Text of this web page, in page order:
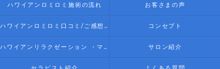
ハワイアンロミロミ施術の流れ お客さまの声
ハワイアンロミロミ口コミ/ご感想(伊勢リラク/リラクゼーション) コンセプト
ハワイアンリラクゼーション ・マッサージ AlohaLomilomi HOKULELEcoco(アロハロミロミ ホクレレココ)☆彡について サロン紹介